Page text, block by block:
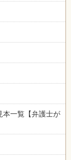
本一覧【弁護士が